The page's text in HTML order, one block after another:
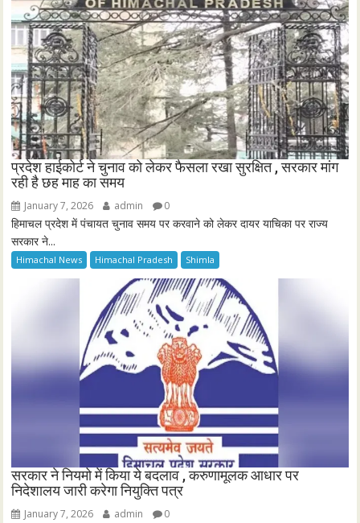
प्रदेश हाईकोर्ट ने चुनाव को लेकर फैसला रखा सुरक्षित , सरकार मांग
रही है छह माह का समय
January 7, 2026 admin 0
हिमाचल प्रदेश में पंचायत चुनाव समय पर करवाने को लेकर दायर याचिका पर राज्य
सरकार ने...
Himachal News Himachal Pradesh Shimla
सरकार ने नियमो में किया ये बदलाव , करुणामूलक आधार पर
निदेशालय जारी करेगा नियुक्ति पत्र
January 7, 2026 admin 0